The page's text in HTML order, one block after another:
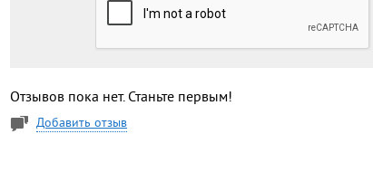
Отзывов пока нет. Станьте первым!
Добавить отзыв